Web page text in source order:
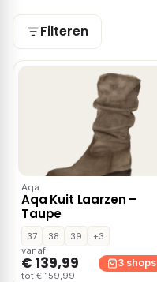
Filteren
Aqa
Aqa Kuit Laarzen –
Taupe
37 38 39
+3
vanaf
€ 139,99
tot € 159,99
3 shops